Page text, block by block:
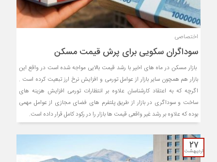
اختصاصی
سوداگران سکویی برای پرش قیمت مسکن
بازار مسکن در ماه های اخیر با رشد قیمت بالایی مواجه شده است در واقع این
بازار هم همچون سایر بازار از عوامل تورمی و افزایش نرخ ارز تبعیت کرده است .
اگرچه که به اعتقاد کارشناسان علاوه بر انتظارات تورمی افزایش هزینه های
ساخت و سوداگری در بازار از طریق پلتفرم های فضای مجازی از عوامل مهمی
بوده که علاوه بر رشد غیر واقعی قیمت ها بازار را در رکود کامل قرار داده است.
۲۷
اردیبهشت